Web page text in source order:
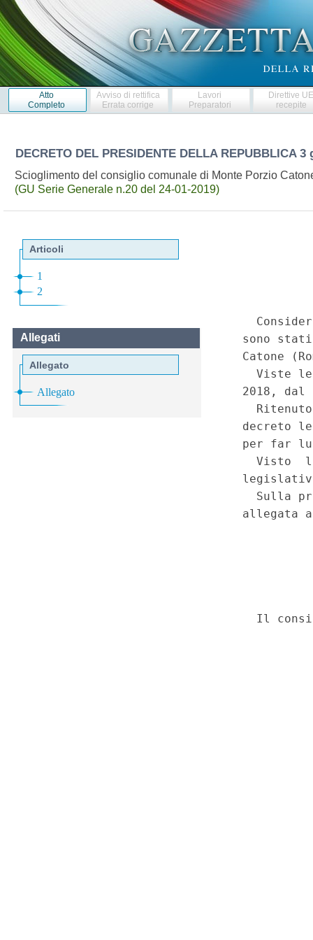
Atto
Completo
Avviso di rettifica
Errata corrige
Lavori
Preparatori
Direttive
recepite
DECRETO DEL PRESIDENTE DELLA REPUBBLICA 3
Scioglimento del consiglio comunale di Monte Porzio
(GU Serie Generale n.20 del 24-01-2019)